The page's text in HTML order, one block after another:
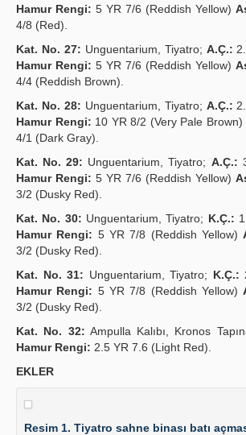
Hamur Rengi: 5 YR 7/6 (Reddish Yellow)
4/8 (Red).
Kat. No. 27: Unguentarium, Tiyatro; A.Ç.:
Hamur Rengi: 5 YR 7/6 (Reddish Yellow)
4/4 (Reddish Brown).
Kat. No. 28: Unguentarium, Tiyatro; A.Ç.:
Hamur Rengi: 10 YR 8/2 (Very Pale Brown)
4/1 (Dark Gray).
Kat. No. 29: Unguentarium, Tiyatro; A.Ç.:
Hamur Rengi: 5 YR 7/6 (Reddish Yellow)
3/2 (Dusky Red).
Kat. No. 30: Unguentarium, Tiyatro; K.Ç.:
Hamur Rengi: 5 YR 7/8 (Reddish Yellow)
3/2 (Dusky Red).
Kat. No. 31: Unguentarium, Tiyatro; K.Ç.:
Hamur Rengi: 5 YR 7/8 (Reddish Yellow)
3/2 (Dusky Red).
Kat. No. 32: Ampulla Kalıbı, Kronos
Hamur Rengi: 2.5 YR 7.6 (Light Red).
EKLER
Resim 1. Tiyatro sahne binası batı